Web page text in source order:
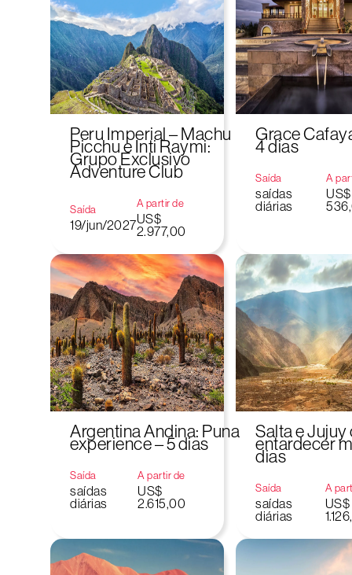
Peru Imperial – Machu
Picchu e Inti Raymi:
Grupo Exclusivo
Adventure Club
Saída
19/jun/2027
A partir de
US$
2.977,00
Grace
4 dias
Saída
saídas
diárias
A
US$
Argentina Andina: Puna
experience – 5 dias
Saída
saídas
diárias
A partir de
US$
2.615,00
Salta e Jujuy
entardecer
dias
Saída
saídas
diárias
A
US$